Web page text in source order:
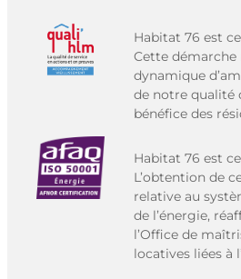
Habitat 76 est
Cette démarche
dynamique
de notre qualité
bénéfice des
Habitat 76 est
L’obtention de
relative au
de l’énergie,
l’Office de
locatives liées à